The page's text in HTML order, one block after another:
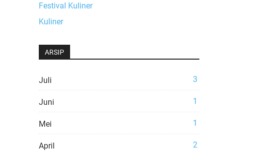
Festival Kuliner
Kuliner
ARSIP
Juli 3
Juni 1
Mei 1
April 2